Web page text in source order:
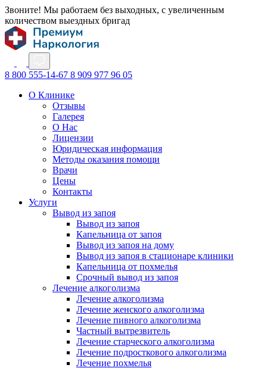
Звоните! Мы работаем без выходных, с увеличенным
количеством выездных бригад
8 800 555-14-67 8 909 977 96 05
О Клинике
Отзывы
Галерея
О Нас
Лицензии
Юридическая информация
Методы оказания помощи
Врачи
Цены
Контакты
Услуги
Вывод из запоя
Вывод из запоя
Капельница от запоя
Вывод из запоя на дому
Вывод из запоя в стационаре клиники
Капельница от похмелья
Срочный вывод из запоя
Лечение алкоголизма
Лечение алкоголизма
Лечение женского алкоголизма
Лечение пивного алкоголизма
Частный вытрезвитель
Лечение старческого алкоголизма
Лечение подросткового алкоголизма
Лечение похмелья